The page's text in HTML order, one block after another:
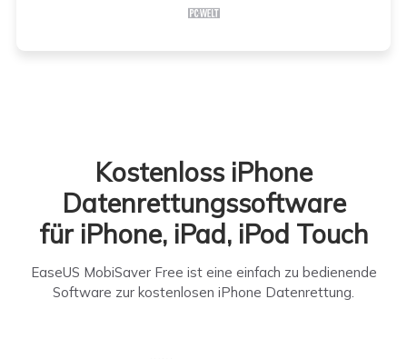

Kostenloss iPhone
Datenrettungssoftware
für iPhone, iPad, iPod Touch
EaseUS MobiSaver Free ist eine einfach zu bedienende
Software zur kostenlosen iPhone Datenrettung.